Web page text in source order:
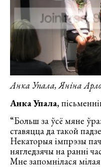
Анка Упала, Яніна
Анка Упала,
“Больш за ўсё мяне
ставяцца да такой
Некаторыя імпрэзы
нягледзячы на ранні
Мне запомнілася